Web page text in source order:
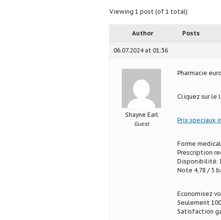
Viewing 1 post (of 1 total)
Author Posts
06.07.2024 at 01:36
Shayne Earl
Guest
Pharmacie
Cliquez sur le
Prix speciaux
Forme
Prescription
Disponibilité:
Note 4,78 / 5
Economisez
Seulement
Satisfaction